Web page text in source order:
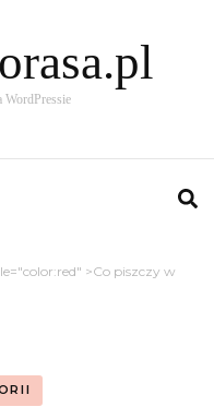
WordPressie
>Co piszczy w